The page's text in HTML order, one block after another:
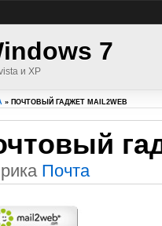
7
и XP
» ПОЧТОВЫЙ ГАДЖЕТ MAIL2WEB
Почта